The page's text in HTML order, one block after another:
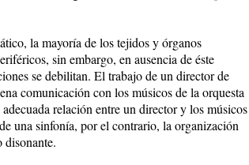
la mayoría de los tejidos y órganos
sin embargo, en ausencia de éste
se debilitan. El trabajo de un director de
comunicación con los músicos de la orquesta
relación entre un director y los músicos
una sinfonía, por el contrario, la organización
disonante.